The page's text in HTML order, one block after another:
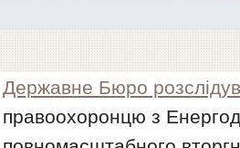
Державне Бюро
правоохоронцю з